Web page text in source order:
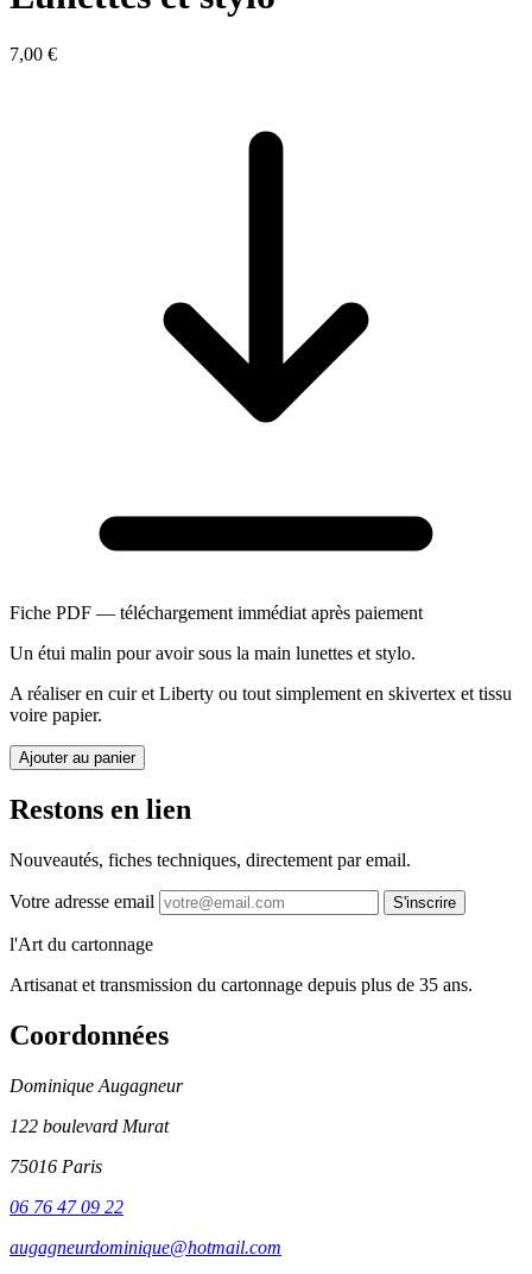
7,00 €
Fiche PDF — téléchargement immédiat après paiement
Un étui malin pour avoir sous la main lunettes et stylo.
A réaliser en cuir et Liberty ou tout simplement en skivertex et tissu
voire papier.
Ajouter au panier
Restons en lien
Nouveautés, fiches techniques, directement par email.
Votre adresse email S'inscrire
l'Art du cartonnage
Artisanat et transmission du cartonnage depuis plus de 35 ans.
Coordonnées
Dominique Augagneur
122 boulevard Murat
75016 Paris
06 76 47 09 22
augagneurdominique@hotmail.com